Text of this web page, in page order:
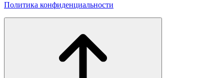
Политика конфиденциальности